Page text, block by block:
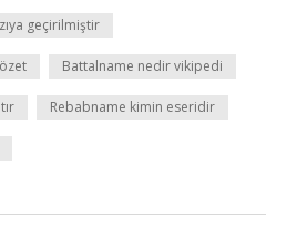
geçirilmiştir
Battalname nedir vikipedi
Rebabname kimin eseridir